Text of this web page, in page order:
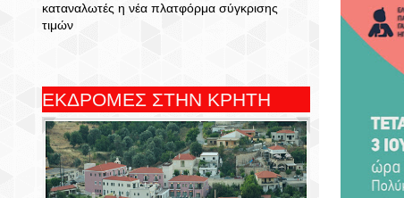
καταναλωτές η νέα πλατφόρμα σύγκρισης
τιμών
ΕΚΔΡΟΜΕΣ ΣΤΗΝ ΚΡΗΤΗ